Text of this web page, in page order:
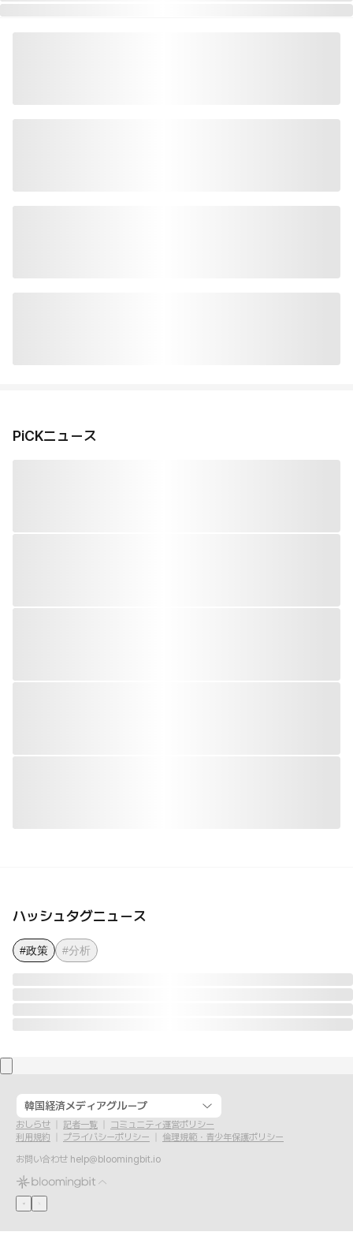
PiCKニュース
ハッシュタグニュース
#政策 #分析
韓国経済メディアグループ
おしらせ 記者一覧
コミュニティ運営ポリシー
利用規約
プライバシーポリシー
倫理規範・青少年保護ポリシー
お問い合わせ help@bloomingbit.io